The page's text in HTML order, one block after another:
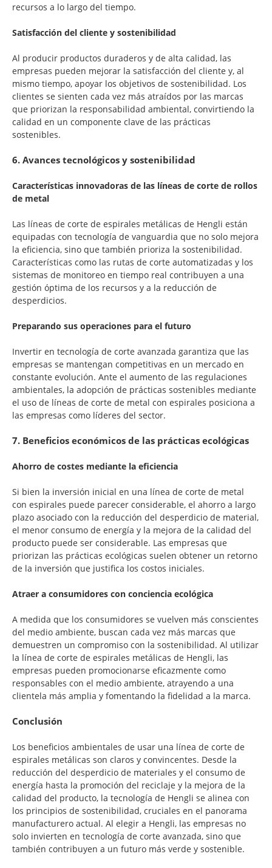
recursos a lo largo del tiempo.
Satisfacción del cliente y sostenibilidad
Al producir productos duraderos y de alta calidad, las
empresas pueden mejorar la satisfacción del cliente y, al
mismo tiempo, apoyar los objetivos de sostenibilidad. Los
clientes se sienten cada vez más atraídos por las marcas
que priorizan la responsabilidad ambiental, convirtiendo la
calidad en un componente clave de las prácticas
sostenibles.
6. Avances tecnológicos y sostenibilidad
Características innovadoras de las líneas de corte de rollos
de metal
Las líneas de corte de espirales metálicas de Hengli están
equipadas con tecnología de vanguardia que no solo mejora
la eficiencia, sino que también prioriza la sostenibilidad.
Características como las rutas de corte automatizadas y los
sistemas de monitoreo en tiempo real contribuyen a una
gestión óptima de los recursos y a la reducción de
desperdicios.
Preparando sus operaciones para el futuro
Invertir en tecnología de corte avanzada garantiza que las
empresas se mantengan competitivas en un mercado en
constante evolución. Ante el aumento de las regulaciones
ambientales, la adopción de prácticas sostenibles mediante
el uso de líneas de corte de metal con espirales posiciona a
las empresas como líderes del sector.
7. Beneficios económicos de las prácticas ecológicas
Ahorro de costes mediante la eficiencia
Si bien la inversión inicial en una línea de corte de metal
con espirales puede parecer considerable, el ahorro a largo
plazo asociado con la reducción del desperdicio de material,
el menor consumo de energía y la mejora de la calidad del
producto puede ser considerable. Las empresas que
priorizan las prácticas ecológicas suelen obtener un retorno
de la inversión que justifica los costos iniciales.
Atraer a consumidores con conciencia ecológica
A medida que los consumidores se vuelven más conscientes
del medio ambiente, buscan cada vez más marcas que
demuestren un compromiso con la sostenibilidad. Al utilizar
la línea de corte de espirales metálicas de Hengli, las
empresas pueden promocionarse eficazmente como
responsables con el medio ambiente, atrayendo a una
clientela más amplia y fomentando la fidelidad a la marca.
Conclusión
Los beneficios ambientales de usar una línea de corte de
espirales metálicas son claros y convincentes. Desde la
reducción del desperdicio de materiales y el consumo de
energía hasta la promoción del reciclaje y la mejora de la
calidad del producto, la tecnología de Hengli se alinea con
los principios de sostenibilidad, cruciales en el panorama
manufacturero actual. Al elegir a Hengli, las empresas no
solo invierten en tecnología de corte avanzada, sino que
también contribuyen a un futuro más verde y sostenible.